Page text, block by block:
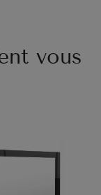
vous